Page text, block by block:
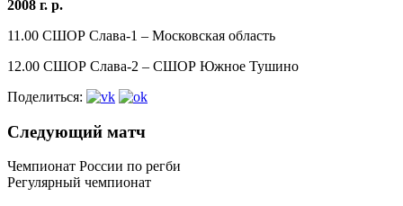
2008 г. р.
11.00 СШОР Слава-1 – Московская область
12.00 СШОР Слава-2 – СШОР Южное Тушино
Поделиться:
Следующий матч
Чемпионат России по регби
Регулярный чемпионат